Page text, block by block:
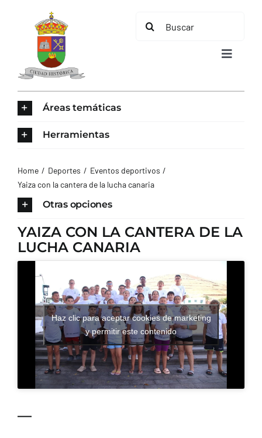
contenido
Buscar:
Toggle
AYUNTAMIENTO
TURISMO
CONTACTO
Áreas temáticas
Herramientas
Home Deportes
Eventos deportivos
Yaiza con la cantera de la lucha canaria
Otras opciones
YAIZA CON LA CANTERA DE LA
LUCHA CANARIA
Haz clic para aceptar cookies de marketing
y permitir este contenido
—